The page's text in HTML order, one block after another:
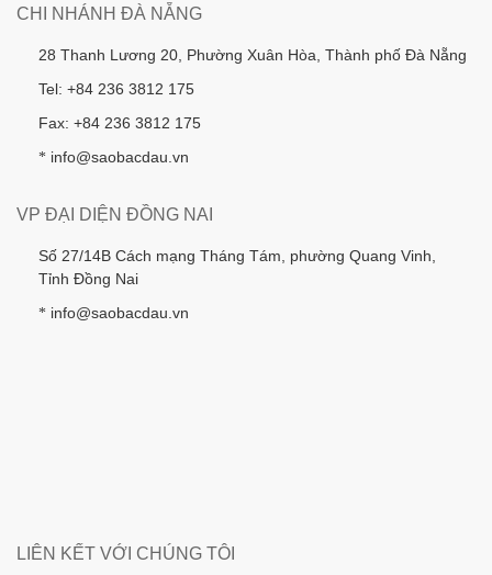
CHI NHÁNH ĐÀ NẴNG
28 Thanh Lương 20, Phường Xuân Hòa, Thành phố Đà Nẵng
Tel: +84 236 3812 175
Fax: +84 236 3812 175
* info@saobacdau.vn
VP ĐẠI DIỆN ĐỒNG NAI
Số 27/14B Cách mạng Tháng Tám, phường Quang Vinh,
Tỉnh Đồng Nai
* info@saobacdau.vn
LIÊN KẾT VỚI CHÚNG TÔI